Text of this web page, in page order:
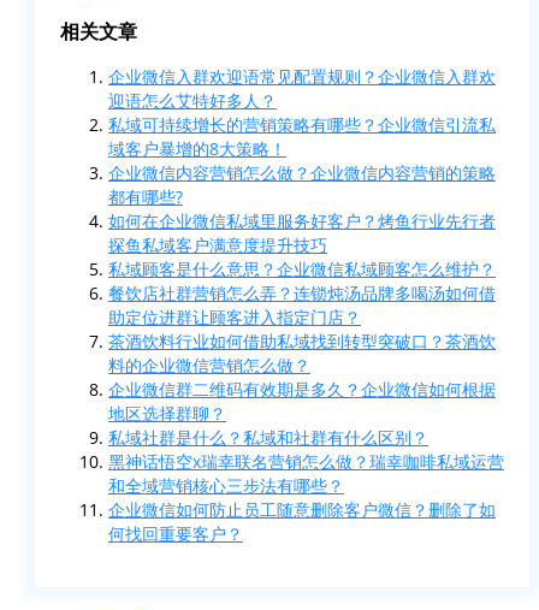
相关文章
企业微信入群欢迎语常见配置规则？企业微信入群欢
迎语怎么艾特好多人？
私域可持续增长的营销策略有哪些？企业微信引流私
域客户暴增的8大策略！
企业微信内容营销怎么做？企业微信内容营销的策略
都有哪些?
如何在企业微信私域里服务好客户？烤鱼行业先行者
探鱼私域客户满意度提升技巧
私域顾客是什么意思？企业微信私域顾客怎么维护？
餐饮店社群营销怎么弄？连锁炖汤品牌多喝汤如何借
助定位进群让顾客进入指定门店？
茶酒饮料行业如何借助私域找到转型突破口？茶酒饮
料的企业微信营销怎么做？
企业微信群二维码有效期是多久？企业微信如何根据
地区选择群聊？
私域社群是什么？私域和社群有什么区别？
黑神话悟空x瑞幸联名营销怎么做？瑞幸咖啡私域运营
和全域营销核心三步法有哪些？
企业微信如何防止员工随意删除客户微信？删除了如
何找回重要客户？